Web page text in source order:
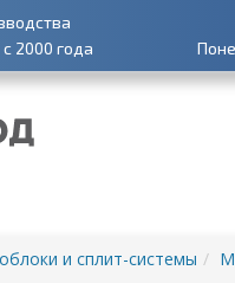
2000 года
и сплит-системы